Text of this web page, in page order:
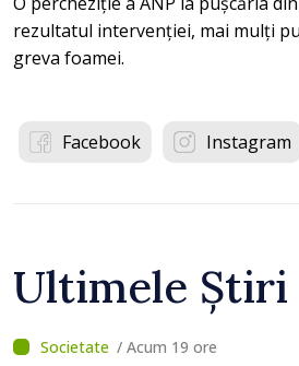
rezultatul intervenției, mai mulți
greva foamei.
Facebook Instagram
Ultimele Știri
/ Acum 19 ore